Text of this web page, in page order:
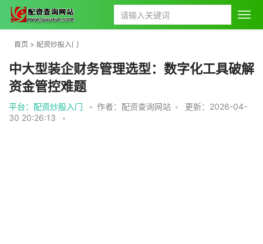
首页 > 配资炒股入门
中大型装企财务管理选型：数字化工具破解
资金管控难题
平台：配资炒股入门 • 作者：配资查询网站 •
更新：2026-04-
30 20:26:13
•